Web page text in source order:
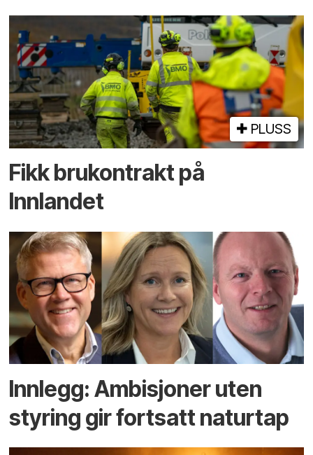
PLUSS
Fikk brukontrakt på
Innlandet
Innlegg: Ambisjoner uten
styring gir fortsatt naturtap